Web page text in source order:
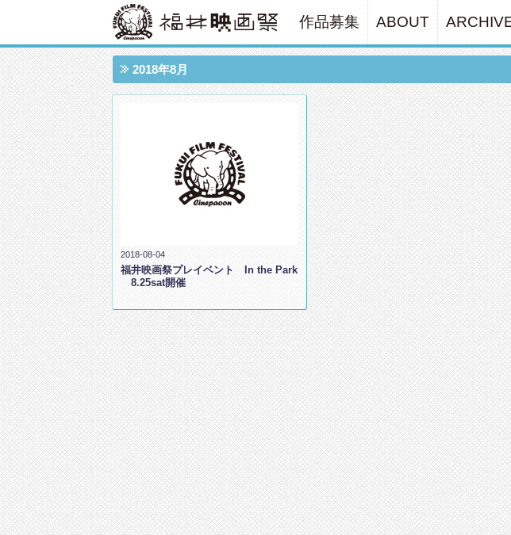
作品募集 ABOUT
2018年8月
2018-08-04
福井映画祭プレイベント In the Park
8.25sat開催